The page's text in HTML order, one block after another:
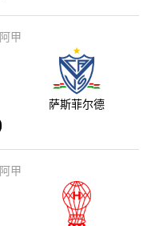
阿甲
萨斯菲尔德
阿甲